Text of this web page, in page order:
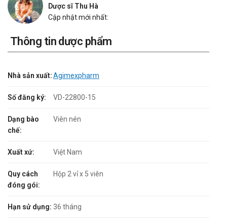
Dược sĩ Thu Hà
Cập nhật mới nhất:
Thông tin dược phẩm
Nhà sản xuất:Agimexpharm
Số đăng ký: VD-22800-15
Dạng bào
chế:
Viên nén
Xuất xứ: Việt Nam
Quy cách
đóng gói:
Hộp 2 vỉ x 5 viên
Hạn sử dụng: 36 tháng